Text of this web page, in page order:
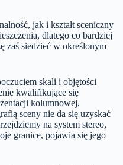
jak i kształt sceniczny
dlatego co bardziej
zaś siedzieć w określonym
skali i objętości
kwalifikujące się
kolumnowej,
sceny nie da się uzyskać
na system stereo,
granice, pojawia się jego